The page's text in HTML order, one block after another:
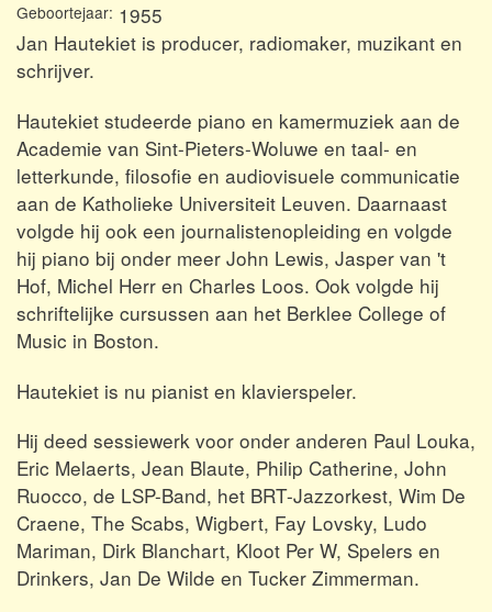
Geboortejaar 1955
Jan Hautekiet is producer, radiomaker, muzikant en
schrijver.
Hautekiet studeerde piano en kamermuziek aan de
Academie van Sint-Pieters-Woluwe en taal- en
letterkunde, filosofie en audiovisuele communicatie
aan de Katholieke Universiteit Leuven. Daarnaast
volgde hij ook een journalistenopleiding en volgde
hij piano bij onder meer John Lewis, Jasper van 't
Hof, Michel Herr en Charles Loos. Ook volgde hij
schriftelijke cursussen aan het Berklee College of
Music in Boston.
Hautekiet is nu pianist en klavierspeler.
Hij deed sessiewerk voor onder anderen Paul Louka,
Eric Melaerts, Jean Blaute, Philip Catherine, John
Ruocco, de LSP-Band, het BRT-Jazzorkest, Wim De
Craene, The Scabs, Wigbert, Fay Lovsky, Ludo
Mariman, Dirk Blanchart, Kloot Per W, Spelers en
Drinkers, Jan De Wilde en Tucker Zimmerman.